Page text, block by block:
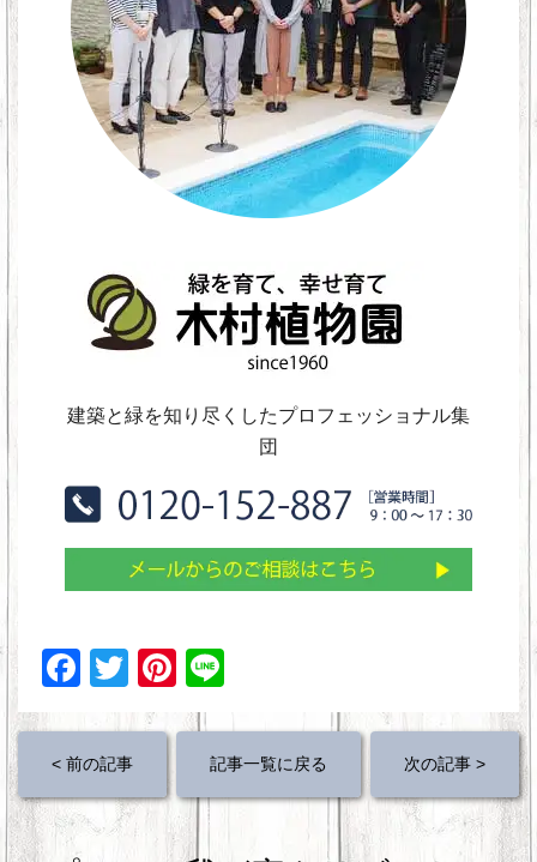
建築と緑を知り尽くしたプロフェッショナル集
団
F
c
e
b
T
wi
tt
er
Pi
nt
er
st
e
< 前の記事 記事一覧に戻る 次の記事 >